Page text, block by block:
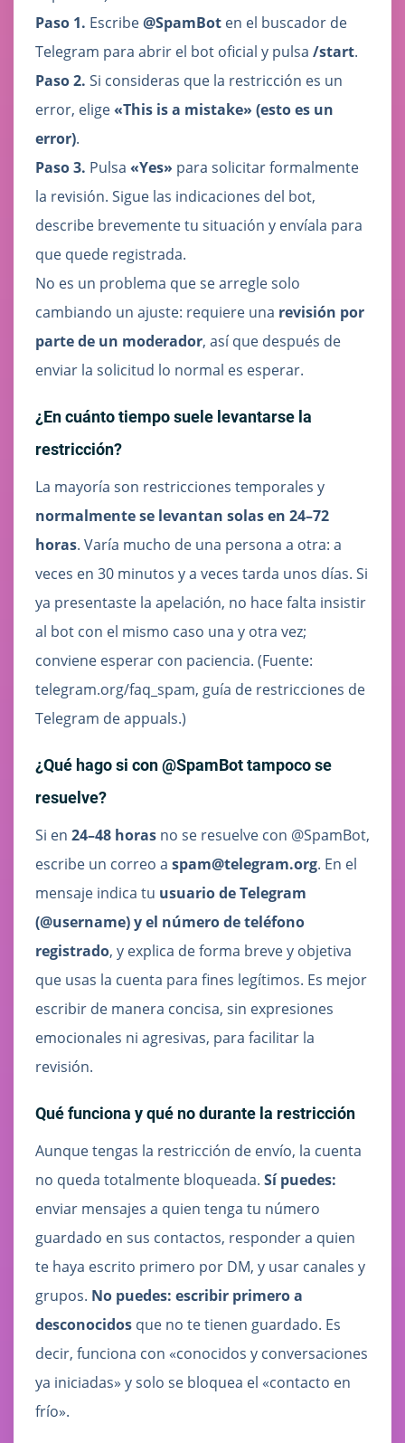
Paso 1. Escribe@SpamBot en el buscador de
Telegram para abrir el bot oficial y pulsa /start.
Paso 2. Si consideras que la restricción es un
error, elige«This is a mistake» (esto es un
error).
Paso 3. Pulsa «Yes» para solicitar formalmente
la revisión. Sigue las indicaciones del bot,
describe brevemente tu situación y envíala para
que quede registrada.
No es un problema que se arregle solo
cambiando un ajuste: requiere una revisión por
parte de un moderador, así que después de
enviar la solicitud lo normal es esperar.
¿En cuánto tiempo suele levantarse la
restricción?
La mayoría son restricciones temporales y
normalmente se levantan solas en 24–72
horas. Varía mucho de una persona a otra: a
veces en 30 minutos y a veces tarda unos días. Si
ya presentaste la apelación, no hace falta insistir
al bot con el mismo caso una y otra vez;
conviene esperar con paciencia. (Fuente:
telegram.org/faq_spam, guía de restricciones de
Telegram de appuals.)
¿Qué hago si con @SpamBot tampoco se
resuelve?
Si en 24–48 horas no se resuelve con @SpamBot,
escribe un correo a spam@telegram.org. En el
mensaje indica tu usuario de Telegram
(@username) y el número de teléfono
registrado, y explica de forma breve y objetiva
que usas la cuenta para fines legítimos. Es mejor
escribir de manera concisa, sin expresiones
emocionales ni agresivas, para facilitar la
revisión.
Qué funciona y qué no durante la restricción
Aunque tengas la restricción de envío, la cuenta
no queda totalmente bloqueada. Sí puedes:
enviar mensajes a quien tenga tu número
guardado en sus contactos, responder a quien
te haya escrito primero por DM, y usar canales y
grupos. No puedes: escribir primero a
desconocidos que no te tienen guardado. Es
decir, funciona con «conocidos y conversaciones
ya iniciadas» y solo se bloquea el «contacto en
frío».